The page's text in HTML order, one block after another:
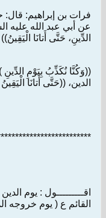
فرات بن إبراهيم: قال:
عن أبي عبد الله عليه
الدِّينِ، حَتَّى أَتانَا
((وَكُنَّا نُكَذِّبُ بِيَوْمِ الدِّينِ
الدين، ((حَتَّى أَتانَا
اقـــــــــول : يوم
القائم ع ( يوم خروجه